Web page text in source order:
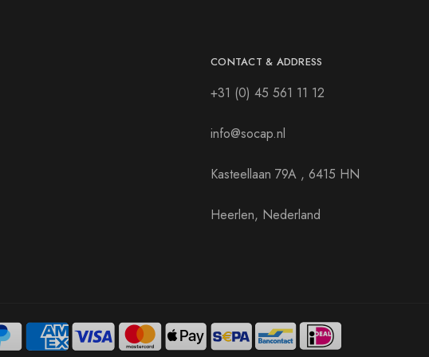
CONTACT & ADDRESS
+31 (0) 45 561 11 12
info@socap.nl
Kasteellaan 79A , 6415 HN
Heerlen, Nederland